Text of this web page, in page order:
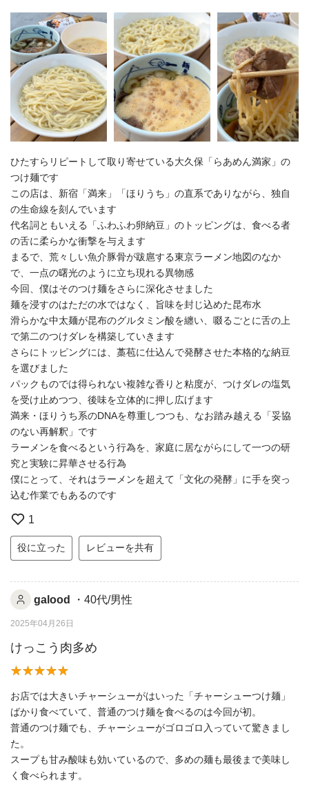
ひたすらリピートして取り寄せている大久保「らあめん満家」の
つけ麺です
この店は、新宿「満来」「ほりうち」の直系でありながら、独自
の生命線を刻んでいます
代名詞ともいえる「ふわふわ卵納豆」のトッピングは、食べる者
の舌に柔らかな衝撃を与えます
まるで、荒々しい魚介豚骨が跋扈する東京ラーメン地図のなか
で、一点の曙光のように立ち現れる異物感
今回、僕はそのつけ麺をさらに深化させました
麺を浸すのはただの水ではなく、旨味を封じ込めた昆布水
滑らかな中太麺が昆布のグルタミン酸を纏い、啜るごとに舌の上
で第二のつけダレを構築していきます
さらにトッピングには、藁苞に仕込んで発酵させた本格的な納豆
を選びました
パックものでは得られない複雑な香りと粘度が、つけダレの塩気
を受け止めつつ、後味を立体的に押し広げます
満来・ほりうち系のDNAを尊重しつつも、なお踏み越える「妥協
のない再解釈」です
ラーメンを食べるという行為を、家庭に居ながらにして一つの研
究と実験に昇華させる行為
僕にとって、それはラーメンを超えて「文化の発酵」に手を突っ
込む作業でもあるのです
1
役に立った レビューを共有
galood ・40代/男性
2025年04月26日
けっこう肉多め
お店では大きいチャーシューがはいった「チャーシューつけ麺」
ばかり食べていて、普通のつけ麺を食べるのは今回が初。
普通のつけ麺でも、チャーシューがゴロゴロ入っていて驚きまし
た。
スープも甘み酸味も効いているので、多めの麺も最後まで美味し
く食べられます。